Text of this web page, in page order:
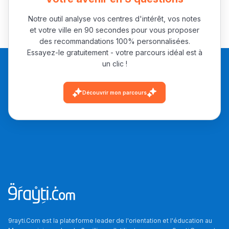
يلقاو التوازن من الدّاخل
Notre outil analyse vos centres d'intérêt, vos notes
et votre ville en 90 secondes pour vous proposer
des recommandations 100% personnalisées.
Essayez-le gratuitement - votre parcours idéal est à
un clic !
Découvrir mon parcours
9rayti.Com est la plateforme leader de l'orientation et l'éducation au